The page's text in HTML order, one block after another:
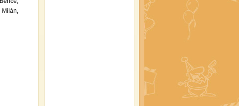
Milán,